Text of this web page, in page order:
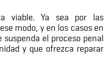
viable. Ya sea por las
modo, y en los casos en
el proceso penal
y que ofrezca reparar